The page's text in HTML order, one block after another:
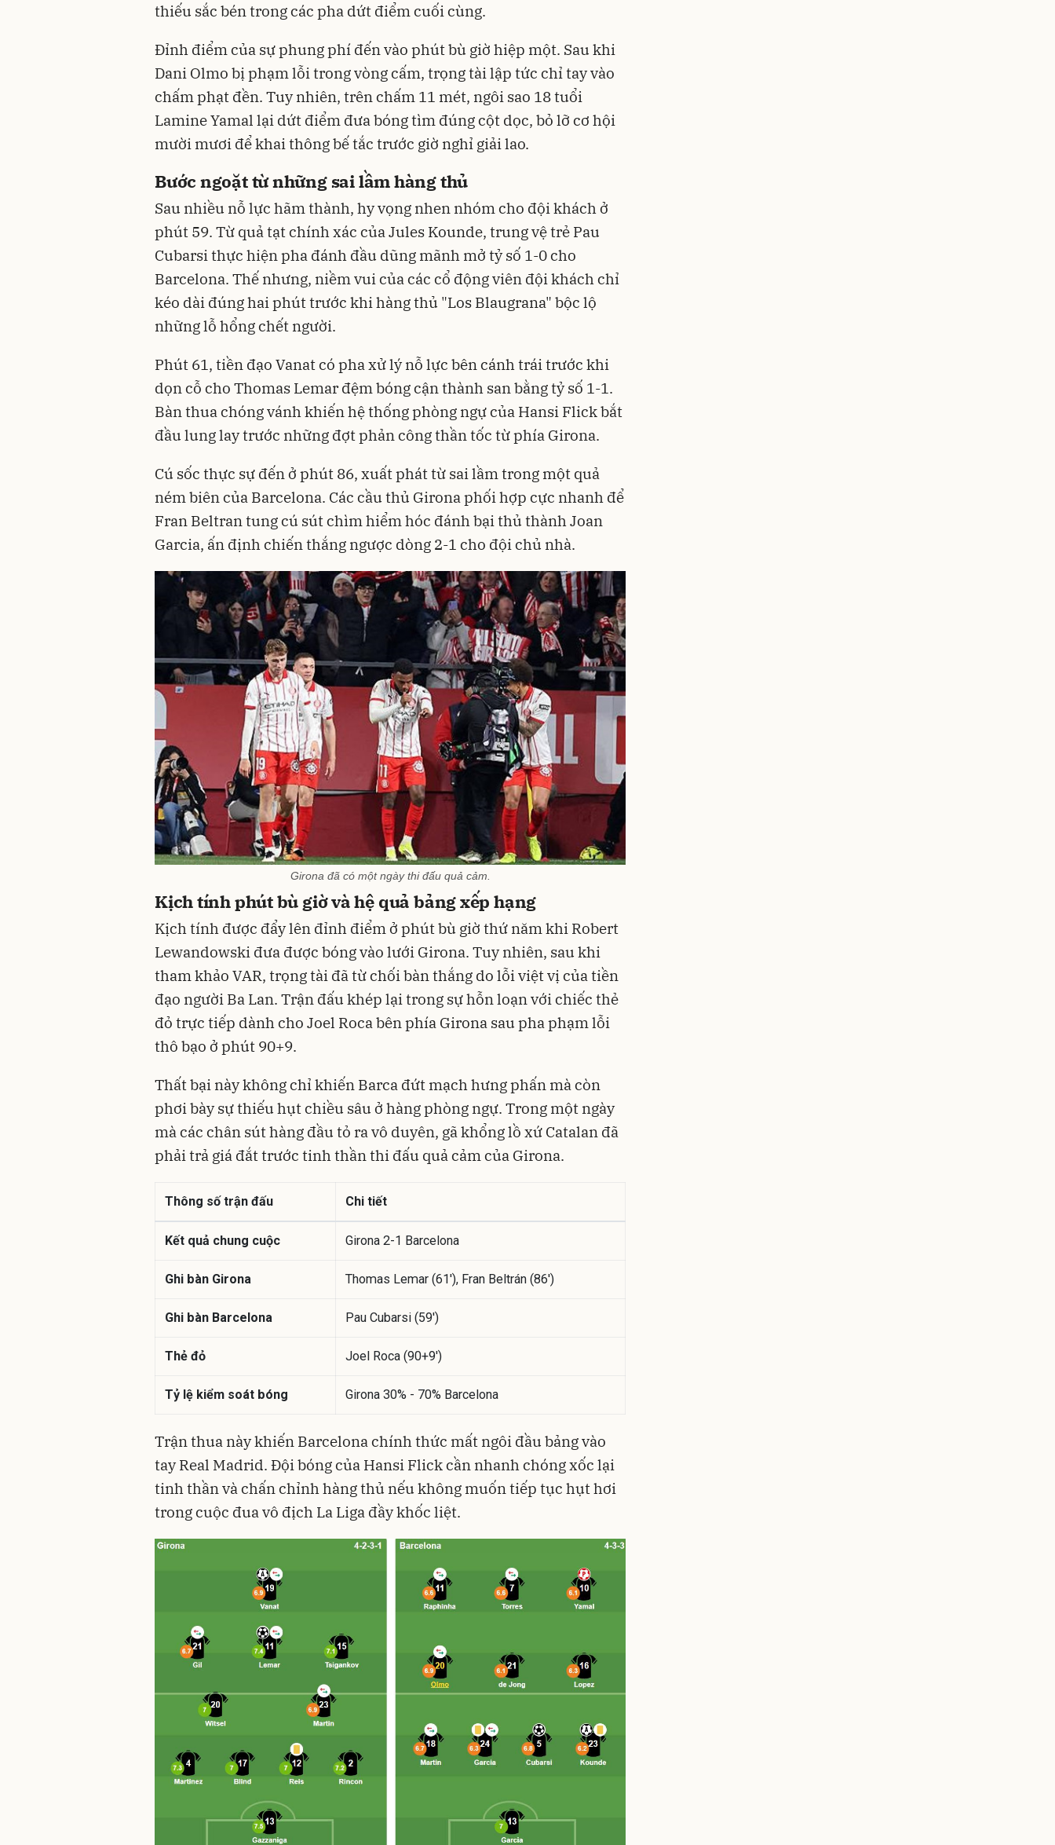
thiếu sắc bén trong các pha dứt điểm cuối cùng.
Đỉnh điểm của sự phung phí đến vào phút bù giờ hiệp một. Sau khi
Dani Olmo bị phạm lỗi trong vòng cấm, trọng tài lập tức chỉ tay vào
chấm phạt đền. Tuy nhiên, trên chấm 11 mét, ngôi sao 18 tuổi
Lamine Yamal lại dứt điểm đưa bóng tìm đúng cột dọc, bỏ lỡ cơ hội
mười mươi để khai thông bế tắc trước giờ nghỉ giải lao.
Bước ngoặt từ những sai lầm hàng thủ
Sau nhiều nỗ lực hãm thành, hy vọng nhen nhóm cho đội khách ở
phút 59. Từ quả tạt chính xác của Jules Kounde, trung vệ trẻ Pau
Cubarsi thực hiện pha đánh đầu dũng mãnh mở tỷ số 1-0 cho
Barcelona. Thế nhưng, niềm vui của các cổ động viên đội khách chỉ
kéo dài đúng hai phút trước khi hàng thủ "Los Blaugrana" bộc lộ
những lỗ hổng chết người.
Phút 61, tiền đạo Vanat có pha xử lý nỗ lực bên cánh trái trước khi
dọn cỗ cho Thomas Lemar đệm bóng cận thành san bằng tỷ số 1-1.
Bàn thua chóng vánh khiến hệ thống phòng ngự của Hansi Flick bắt
đầu lung lay trước những đợt phản công thần tốc từ phía Girona.
Cú sốc thực sự đến ở phút 86, xuất phát từ sai lầm trong một quả
ném biên của Barcelona. Các cầu thủ Girona phối hợp cực nhanh để
Fran Beltran tung cú sút chìm hiểm hóc đánh bại thủ thành Joan
Garcia, ấn định chiến thắng ngược dòng 2-1 cho đội chủ nhà.
Girona đã có một ngày thi đấu quả cảm.
Kịch tính phút bù giờ và hệ quả bảng xếp hạng
Kịch tính được đẩy lên đỉnh điểm ở phút bù giờ thứ năm khi Robert
Lewandowski đưa được bóng vào lưới Girona. Tuy nhiên, sau khi
tham khảo VAR, trọng tài đã từ chối bàn thắng do lỗi việt vị của tiền
đạo người Ba Lan. Trận đấu khép lại trong sự hỗn loạn với chiếc thẻ
đỏ trực tiếp dành cho Joel Roca bên phía Girona sau pha phạm lỗi
thô bạo ở phút 90+9.
Thất bại này không chỉ khiến Barca đứt mạch hưng phấn mà còn
phơi bày sự thiếu hụt chiều sâu ở hàng phòng ngự. Trong một ngày
mà các chân sút hàng đầu tỏ ra vô duyên, gã khổng lồ xứ Catalan đã
phải trả giá đắt trước tinh thần thi đấu quả cảm của Girona.
Thông số trận đấu Chi tiết
Kết quả chung cuộc Girona 2-1 Barcelona
Ghi bàn Girona Thomas Lemar (61'), Fran Beltrán (86')
Ghi bàn Barcelona Pau Cubarsi (59')
Thẻ đỏ Joel Roca (90+9')
Tỷ lệ kiểm soát bóng Girona 30% - 70% Barcelona
Trận thua này khiến Barcelona chính thức mất ngôi đầu bảng vào
tay Real Madrid. Đội bóng của Hansi Flick cần nhanh chóng xốc lại
tinh thần và chấn chỉnh hàng thủ nếu không muốn tiếp tục hụt hơi
trong cuộc đua vô địch La Liga đầy khốc liệt.